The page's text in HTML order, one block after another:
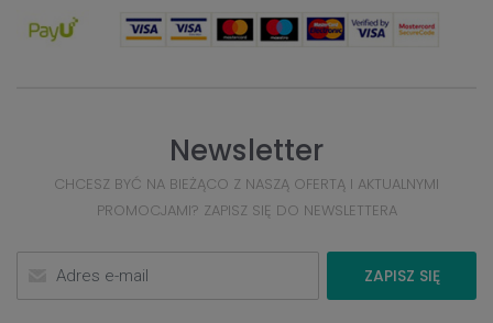
Newsletter
CHCESZ BYĆ NA BIEŻĄCO Z NASZĄ OFERTĄ I AKTUALNYMI
PROMOCJAMI? ZAPISZ SIĘ DO NEWSLETTERA
ZAPISZ SIĘ